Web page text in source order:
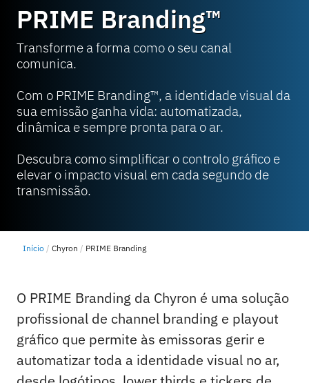
PRIME Branding™
Transforme a forma como o seu canal
comunica.
Com o PRIME Branding™, a identidade visual da
sua emissão ganha vida: automatizada,
dinâmica e sempre pronta para o ar.
Descubra como simplificar o controlo gráfico e
elevar o impacto visual em cada segundo de
transmissão.
Início Chyron PRIME Branding
O PRIME Branding da Chyron é uma solução
profissional de channel branding e playout
gráfico que permite às emissoras gerir e
automatizar toda a identidade visual no ar,